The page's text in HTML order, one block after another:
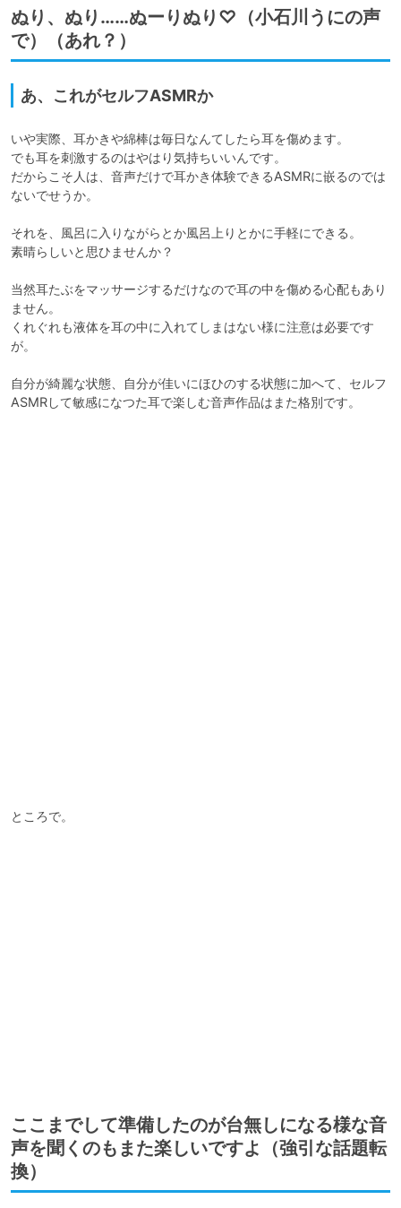
ぬり、ぬり……ぬーりぬり♡（小石川うにの声
で）（あれ？）
あ、これがセルフASMRか
いや実際、耳かきや綿棒は毎日なんてしたら耳を傷めます。
でも耳を刺激するのはやはり気持ちいいんです。
だからこそ人は、音声だけで耳かき体験できるASMRに嵌るのでは
ないでせうか。
それを、風呂に入りながらとか風呂上りとかに手軽にできる。
素晴らしいと思ひませんか？
当然耳たぶをマッサージするだけなので耳の中を傷める心配もあり
ません。
くれぐれも液体を耳の中に入れてしまはない様に注意は必要です
が。
自分が綺麗な状態、自分が佳いにほひのする状態に加へて、セルフ
ASMRして敏感になつた耳で楽しむ音声作品はまた格別です。
ところで。
ここまでして準備したのが台無しになる様な音
声を聞くのもまた楽しいですよ（強引な話題転
換）